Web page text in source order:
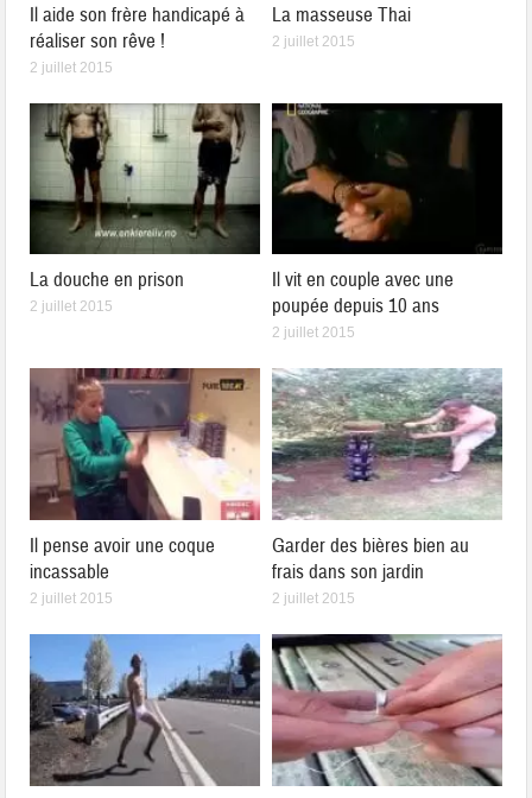
Il aide son frère handicapé à
réaliser son rêve !
2 juillet 2015
La masseuse Thai
2 juillet 2015
La douche en prison
2 juillet 2015
Il vit en couple avec une
poupée depuis 10 ans
2 juillet 2015
Il pense avoir une coque
incassable
2 juillet 2015
Garder des bières bien au
frais dans son jardin
2 juillet 2015